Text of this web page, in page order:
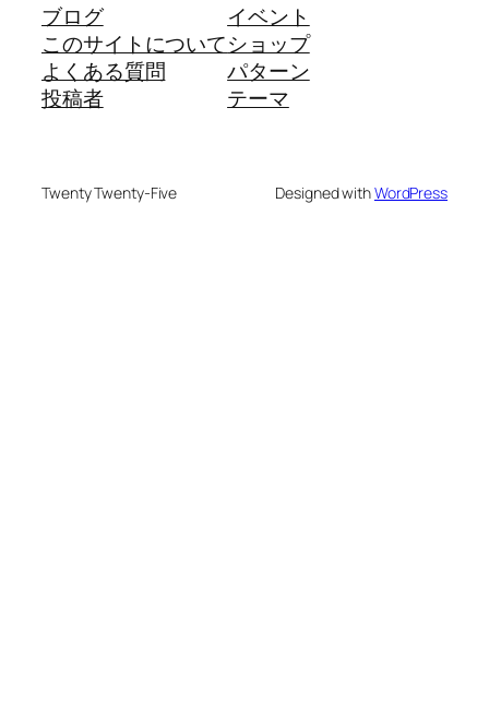
ブログ
このサイトについて
よくある質問
投稿者
イベント
ショップ
パターン
テーマ
Twenty Twenty-Five Designed withWordPress